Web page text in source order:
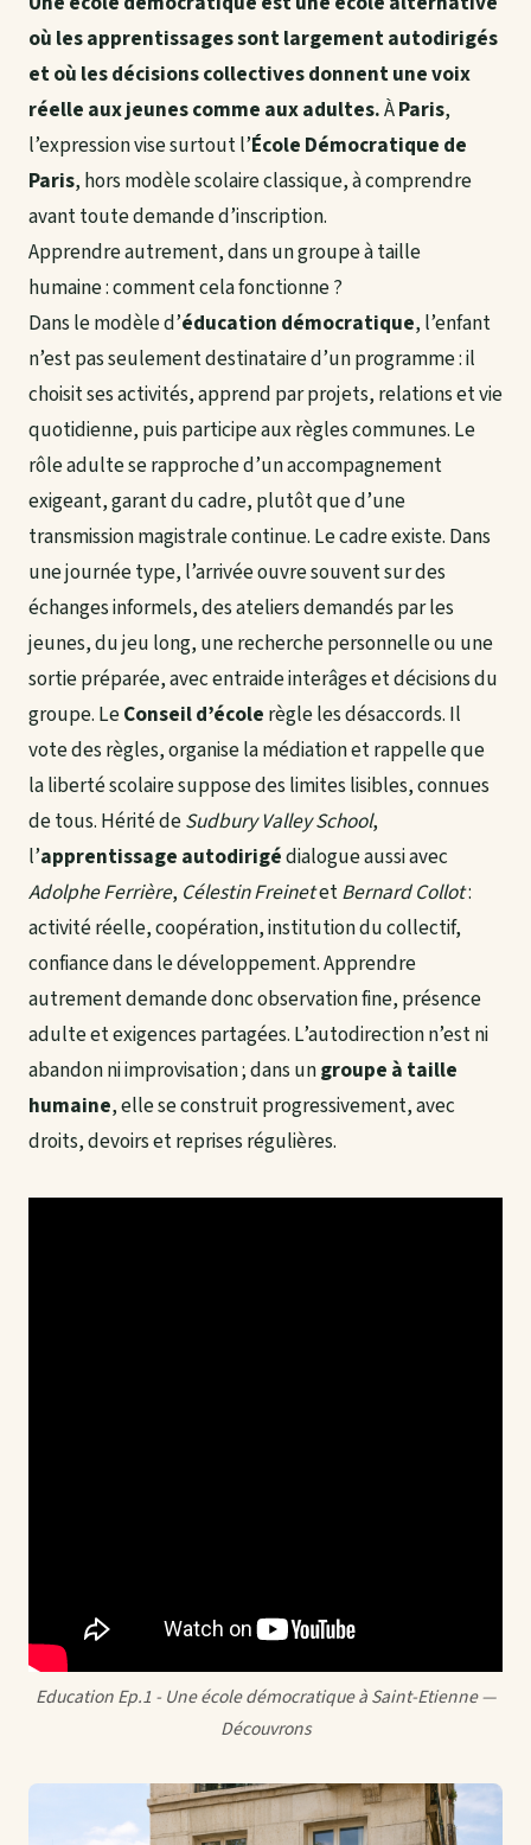
où les apprentissages sont largement autodirigés
et où les décisions collectives donnent une voix
réelle aux jeunes comme aux adultes.ÀParis,
l’expression vise surtout l’École Démocratique de
Paris, hors modèle scolaire classique, à comprendre
avant toute demande d’inscription.
Apprendre autrement, dans un groupe à taille
humaine : comment cela fonctionne ?
Dans le modèle d’éducation démocratique, l’enfant
n’est pas seulement destinataire d’un programme : il
choisit ses activités, apprend par projets, relations et vie
quotidienne, puis participe aux règles communes. Le
rôle adulte se rapproche d’un accompagnement
exigeant, garant du cadre, plutôt que d’une
transmission magistrale continue. Le cadre existe. Dans
une journée type, l’arrivée ouvre souvent sur des
échanges informels, des ateliers demandés par les
jeunes, du jeu long, une recherche personnelle ou une
sortie préparée, avec entraide interâges et décisions du
groupe. LeConseil d’école règle les désaccords. Il
vote des règles, organise la médiation et rappelle que
la liberté scolaire suppose des limites lisibles, connues
de tous. Hérité deSudbury Valley School,
l’apprentissage autodirigédialogue aussi avec
Adolphe Ferrière, Célestin FreinetetBernard Collot:
activité réelle, coopération, institution du collectif,
confiance dans le développement. Apprendre
autrement demande donc observation fine, présence
adulte et exigences partagées. L’autodirection n’est ni
abandon ni improvisation ; dans ungroupe à taille
humaine, elle se construit progressivement, avec
droits, devoirs et reprises régulières.
Education Ep.1 - Une école démocratique à Saint-Etienne —
Découvrons